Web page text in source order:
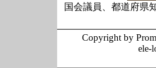
国会議員、都道府県
Copyright by
ele-